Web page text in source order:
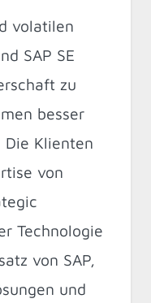
volatilen
SAP SE
zu
besser
Die Klienten
von
Technologie
von SAP,
und